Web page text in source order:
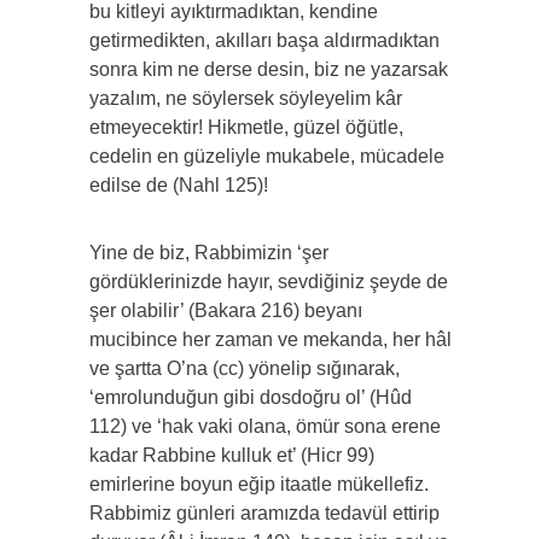
bu kitleyi ayıktırmadıktan, kendine
getirmedikten, akılları başa aldırmadıktan
sonra kim ne derse desin, biz ne yazarsak
yazalım, ne söylersek söyleyelim kâr
etmeyecektir! Hikmetle, güzel öğütle,
cedelin en güzeliyle mukabele, mücadele
edilse de (Nahl 125)!
Yine de biz, Rabbimizin ‘şer
gördüklerinizde hayır, sevdiğiniz şeyde de
şer olabilir’ (Bakara 216) beyanı
mucibince her zaman ve mekanda, her hâl
ve şartta O’na (cc) yönelip sığınarak,
‘emrolunduğun gibi dosdoğru ol’ (Hûd
112) ve ‘hak vaki olana, ömür sona erene
kadar Rabbine kulluk et’ (Hicr 99)
emirlerine boyun eğip itaatle mükellefiz.
Rabbimiz günleri aramızda tedavül ettirip